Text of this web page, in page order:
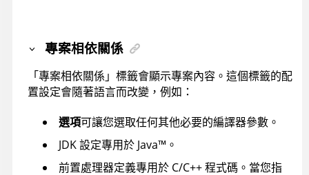
專案相依關係
「專案相依關係」標籤會顯示專案內容。這個標籤的配
置設定會隨著語言而改變，例如：
選項可讓您選取任何其他必要的編譯器參數。
JDK 設定專用於 Java™ 。
前置處理器定義專用於 C/C++ 程式碼。當您指